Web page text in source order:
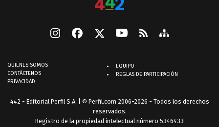
QUIENES SOMOS
CONTÁCTENOS
PRIVACIDAD
EQUIPO
REGLAS DE PARTICIPACIÓN
442 - Editorial Perfil S.A. | © Perfil.com 2006-2026 - Todos los derechos
reservados.
Registro de la propiedad intelectual número 5346433